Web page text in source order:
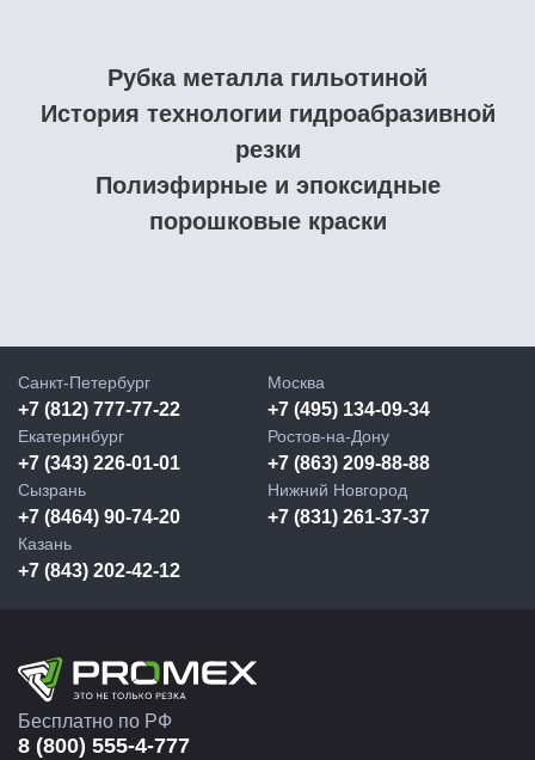
Рубка металла гильотиной
История технологии гидроабразивной
резки
Полиэфирные и эпоксидные
порошковые краски
Санкт-Петербург
+7 (812) 777-77-22
Москва
+7 (495) 134-09-34
Екатеринбург
+7 (343) 226-01-01
Ростов-на-Дону
+7 (863) 209-88-88
Сызрань
+7 (8464) 90-74-20
Нижний Новгород
+7 (831) 261-37-37
Казань
+7 (843) 202-42-12
Бесплатно по РФ
8 (800) 555-4-777